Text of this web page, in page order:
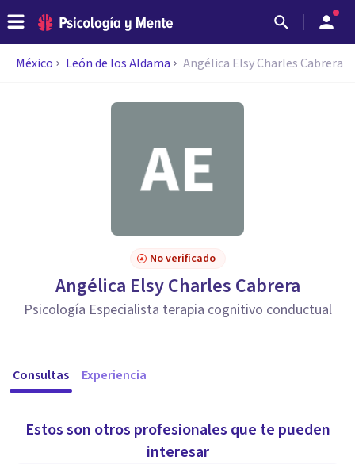
México León de los Aldama Angélica Elsy Charles Cabrera
No verificado
Angélica Elsy Charles Cabrera
Psicología Especialista terapia cognitivo conductual
Consultas Experiencia
Estos son otros profesionales que te pueden
interesar